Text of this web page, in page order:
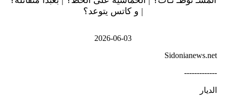
| و كاتس يتوعد؟
2026-06-03
Sidonianews.net
-------------
الديار